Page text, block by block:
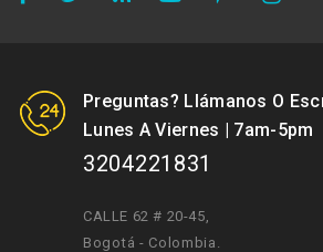
Preguntas? Llámanos O
Lunes A Viernes | 7am-5pm
3204221831
CALLE 62 # 20-45
Bogotá - Colombia.